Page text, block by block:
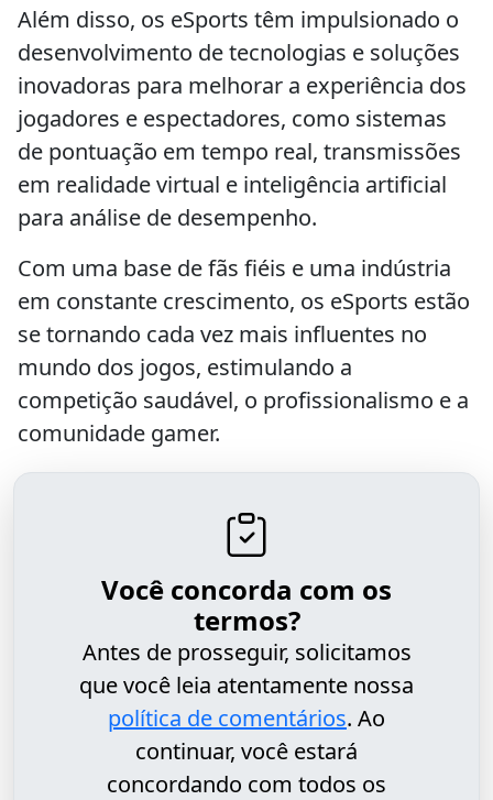
Além disso, os eSports têm impulsionado o
desenvolvimento de tecnologias e soluções
inovadoras para melhorar a experiência dos
jogadores e espectadores, como sistemas
de pontuação em tempo real, transmissões
em realidade virtual e inteligência artificial
para análise de desempenho.
Com uma base de fãs fiéis e uma indústria
em constante crescimento, os eSports estão
se tornando cada vez mais influentes no
mundo dos jogos, estimulando a
competição saudável, o profissionalismo e a
comunidade gamer.
Você concorda com os
termos?
Antes de prosseguir, solicitamos
que você leia atentamente nossa
política de comentários. Ao
continuar, você estará
concordando com todos os